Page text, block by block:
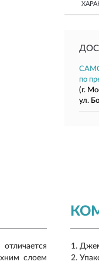
по
(г.
ул.
слоем